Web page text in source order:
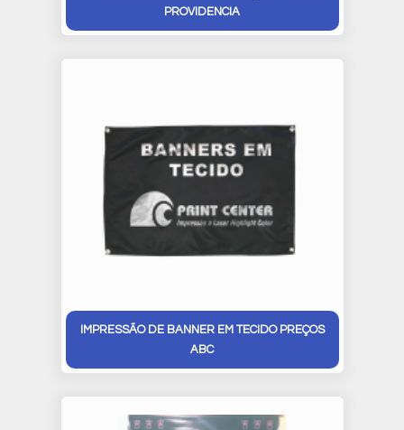
PROVIDENCIA
IMPRESSÃO DE BANNER EM TECIDO PREÇOS
ABC